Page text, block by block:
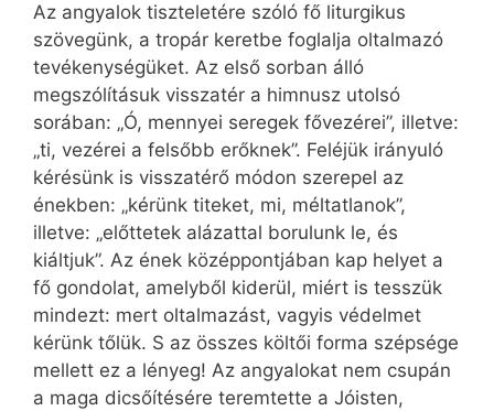
Az angyalok tiszteletére szóló fő liturgikus
szövegünk, a tropár keretbe foglalja oltalmazó
tevékenységüket. Az első sorban álló
megszólításuk visszatér a himnusz utolsó
sorában: „Ó, mennyei seregek fővezérei”, illetve:
„ti, vezérei a felsőbb erőknek”. Feléjük irányuló
kérésünk is visszatérő módon szerepel az
énekben: „kérünk titeket, mi, méltatlanok”,
illetve: „előttetek alázattal borulunk le, és
kiáltjuk”. Az ének középpontjában kap helyet a
fő gondolat, amelyből kiderül, miért is tesszük
mindezt: mert oltalmazást, vagyis védelmet
kérünk tőlük. S az összes költői forma szépsége
mellett ez a lényeg! Az angyalokat nem csupán
a maga dicsőítésére teremtette a Jóisten,